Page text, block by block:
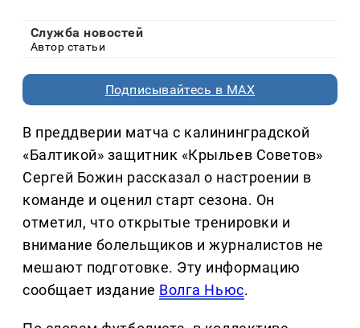
Служба новостей
Автор статьи
Подписывайтесь в MAX
В преддверии матча с калининградской
«Балтикой» защитник «Крыльев Советов»
Сергей Божин рассказал о настроении в
команде и оценил старт сезона. Он
отметил, что открытые тренировки и
внимание болельщиков и журналистов не
мешают подготовке. Эту информацию
сообщает издание Волга Ньюс.